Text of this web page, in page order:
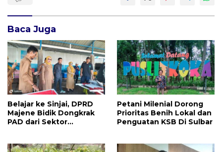
Baca Juga
Belajar ke Sinjai, DPRD
Majene Bidik Dongkrak
PAD dari Sektor
Petani Milenial Dorong
Prioritas Benih Lokal dan
Penguatan KSB Di Sulbar